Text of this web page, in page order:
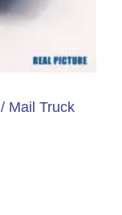
Mail Truck